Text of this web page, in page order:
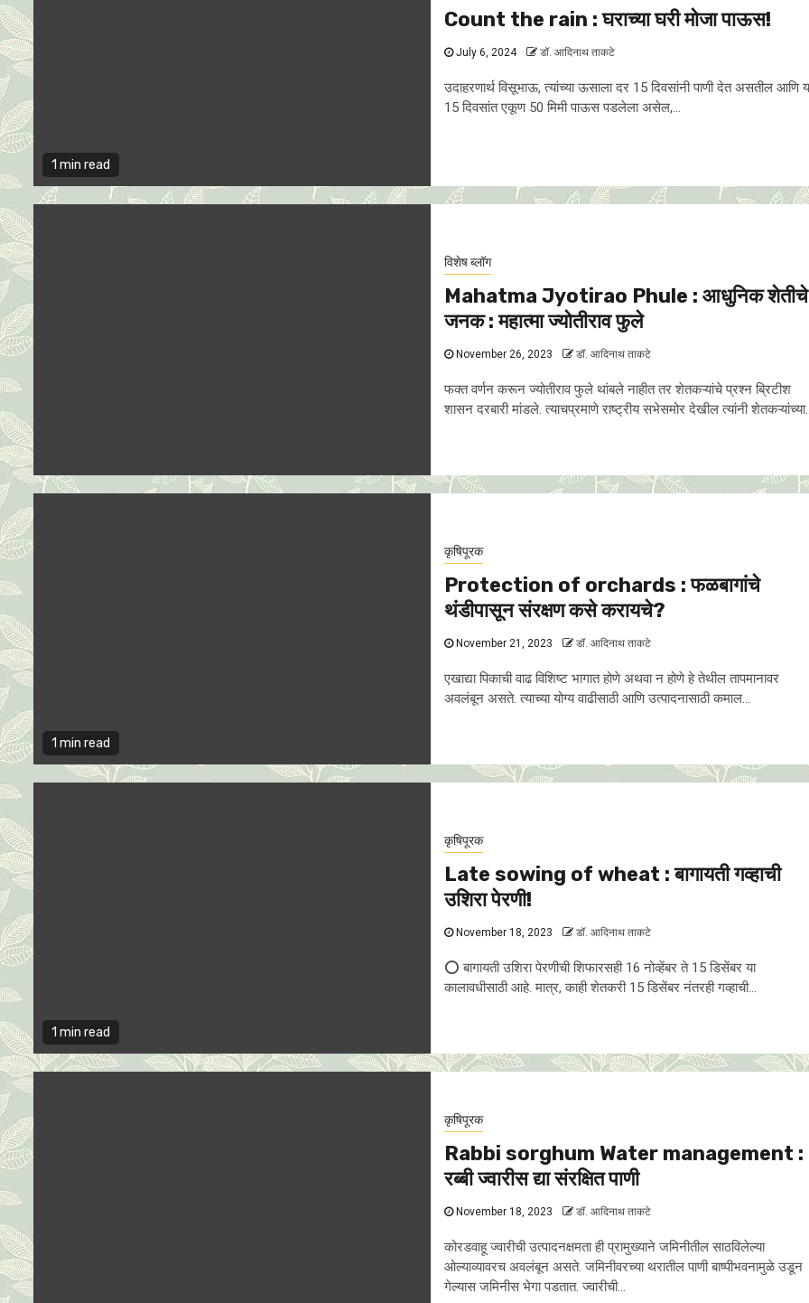
1 min read
Count the rain : घराच्या घरी मोजा पाऊस!
July 6, 2024 डॉ. आदिनाथ ताकटे
उदाहरणार्थ विसूभाऊ, त्यांच्या ऊसाला दर 15 दिवसांनी पाणी देत असतील आणि
15 दिवसांत एकूण 50 मिमी पाऊस पडलेला असेल,...
विशेष ब्लॉग
Mahatma Jyotirao Phule : आधुनिक शेतीचे
जनक : महात्मा ज्योतीराव फुले
November 26, 2023 डॉ. आदिनाथ ताकटे
फक्त वर्णन करून ज्योतीराव फुले थांबले नाहीत तर शेतकऱ्यांचे प्रश्न ब्रिटीश
शासन दरबारी मांडले. त्याचप्रमाणे राष्ट्रीय सभेसमोर देखील त्यांनी
1 min read
कृषिपूरक
Protection of orchards : फळबागांचे
थंडीपासून संरक्षण कसे करायचे?
November 21, 2023 डॉ. आदिनाथ ताकटे
एखाद्या पिकाची वाढ विशिष्ट भागात होणे अथवा न होणे हे तेथील तापमानावर
अवलंबून असते. त्याच्या योग्य वाढीसाठी आणि उत्पादनासाठी कमाल...
1 min read
कृषिपूरक
Late sowing of wheat : बागायती गव्हाची
उशिरा पेरणी!
November 18, 2023 डॉ. आदिनाथ ताकटे
⭕ बागायती उशिरा पेरणीची शिफारसही 16 नोव्हेंबर ते 15 डिसेंबर या
कालावधीसाठी आहे. मात्र, काही शेतकरी 15 डिसेंबर नंतरही गव्हाची...
कृषिपूरक
Rabbi sorghum Water management :
रब्बी ज्वारीस द्या संरक्षित पाणी
November 18, 2023 डॉ. आदिनाथ ताकटे
कोरडवाहू ज्वारीची उत्पादनक्षमता ही प्रामुख्याने जमिनीतील साठविलेल्या
ओल्याव्यावरच अवलंबून असते. जमिनीवरच्या थरातील पाणी बाष्पीभवनामुळे उडून
गेल्यास जमिनीस भेगा पडतात. ज्वारीची...